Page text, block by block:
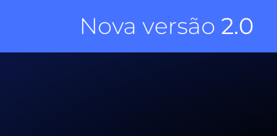
Nova versão 2.0